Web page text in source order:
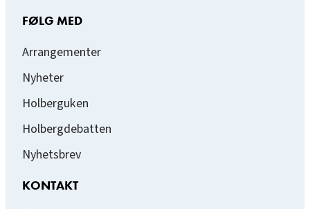
FØLG MED
Arrangementer
Nyheter
Holberguken
Holbergdebatten
Nyhetsbrev
KONTAKT